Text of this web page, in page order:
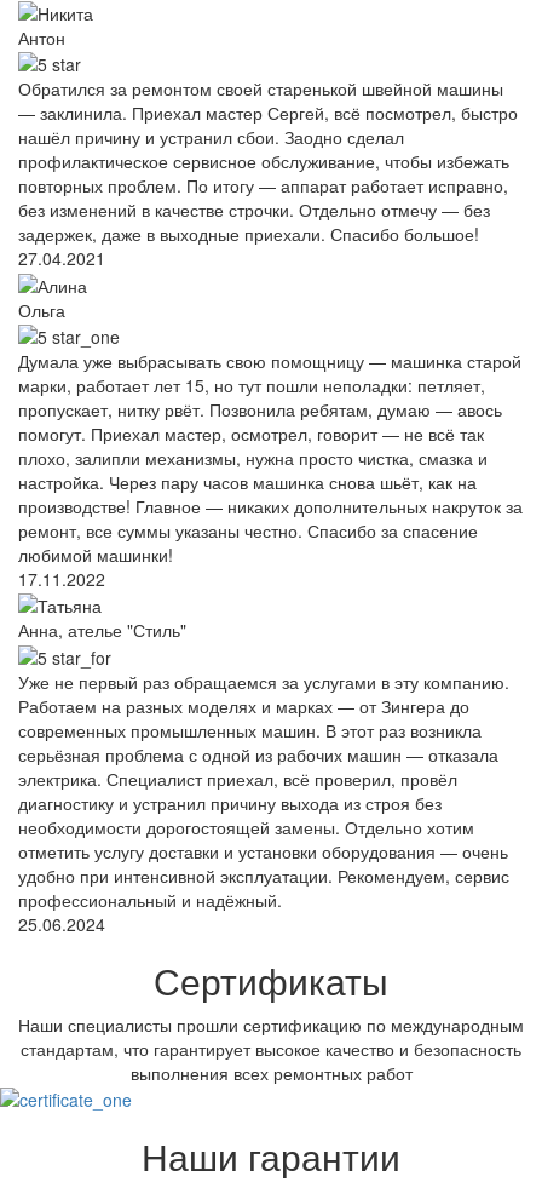
Антон
Обратился за ремонтом своей старенькой швейной машины
— заклинила. Приехал мастер Сергей, всё посмотрел, быстро
нашёл причину и устранил сбои. Заодно сделал
профилактическое сервисное обслуживание, чтобы избежать
повторных проблем. По итогу — аппарат работает исправно,
без изменений в качестве строчки. Отдельно отмечу — без
задержек, даже в выходные приехали. Спасибо большое!
27.04.2021
Ольга
Думала уже выбрасывать свою помощницу — машинка старой
марки, работает лет 15, но тут пошли неполадки: петляет,
пропускает, нитку рвёт. Позвонила ребятам, думаю — авось
помогут. Приехал мастер, осмотрел, говорит — не всё так
плохо, залипли механизмы, нужна просто чистка, смазка и
настройка. Через пару часов машинка снова шьёт, как на
производстве! Главное — никаких дополнительных накруток за
ремонт, все суммы указаны честно. Спасибо за спасение
любимой машинки!
17.11.2022
Анна, ателье "Стиль"
Уже не первый раз обращаемся за услугами в эту компанию.
Работаем на разных моделях и марках — от Зингера до
современных промышленных машин. В этот раз возникла
серьёзная проблема с одной из рабочих машин — отказала
электрика. Специалист приехал, всё проверил, провёл
диагностику и устранил причину выхода из строя без
необходимости дорогостоящей замены. Отдельно хотим
отметить услугу доставки и установки оборудования — очень
удобно при интенсивной эксплуатации. Рекомендуем, сервис
профессиональный и надёжный.
25.06.2024
Сертификаты
Наши специалисты прошли сертификацию по международным
стандартам, что гарантирует высокое качество и безопасность
выполнения всех ремонтных работ
Наши гарантии